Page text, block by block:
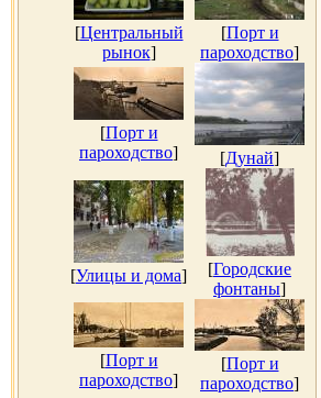
[Центральный
рынок]
[Порт и
пароходство]
[Порт и
пароходство] [Дунай]
[Улицы и дома] [Городские
фонтаны]
[Порт и
пароходство]
[Порт и
пароходство]